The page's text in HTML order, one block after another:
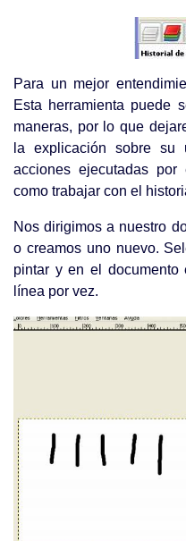
Para un mejor
Esta herramienta puede
maneras, por lo que
la explicación sobre
acciones ejecutadas
como trabajar con el
Nos dirigimos a nuestro
o creamos uno nuevo.
pintar y en el documento
línea por vez.